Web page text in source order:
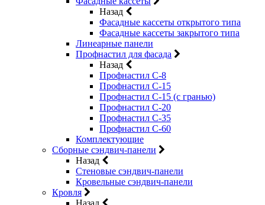
Назад
Фасадные кассеты открытого типа
Фасадные кассеты закрытого типа
Линеарные панели
Профнастил для фасада
Назад
Профнастил С-8
Профнастил С-15
Профнастил С-15 (с гранью)
Профнастил С-20
Профнастил С-35
Профнастил С-60
Комплектующие
Сборные сэндвич-панели
Назад
Стеновые сэндвич-панели
Кровельные сэндвич-панели
Кровля
Назад